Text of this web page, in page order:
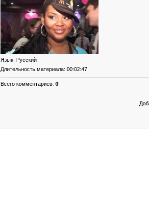
Язык: Русский
Длительность материала: 00:02:47
Всего комментариев: 0